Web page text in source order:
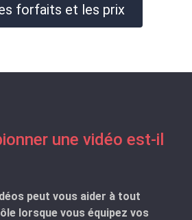
forfaits et les prix
une vidéo est-il
peut vous aider à tout
lorsque vous équipez vos